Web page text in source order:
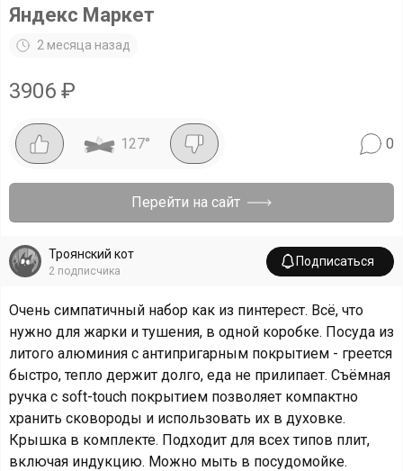
Яндекс Маркет
2 месяца назад
3906 ₽
127° 0
Перейти на сайт
Троянский кот
2 подписчика
Подписаться
Очень симпатичный набор как из пинтерест. Всё, что
нужно для жарки и тушения, в одной коробке. Посуда из
литого алюминия с антипригарным покрытием - греется
быстро, тепло держит долго, еда не прилипает. Съёмная
ручка с soft-touch покрытием позволяет компактно
хранить сковороды и использовать их в духовке.
Крышка в комплекте. Подходит для всех типов плит,
включая индукцию. Можно мыть в посудомойке.